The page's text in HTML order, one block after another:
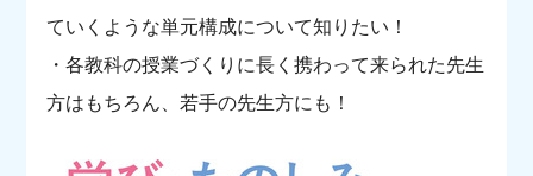
ていくような単元構成について知りたい！
・各教科の授業づくりに長く携わって来られた先生
方はもちろん、若手の先生方にも！